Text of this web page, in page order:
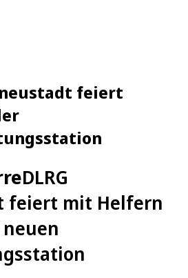
feiert
DLRG
feiert mit Helfern